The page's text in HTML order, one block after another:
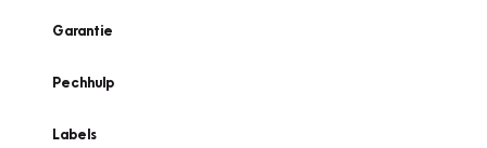
Garantie
Pechhulp
Labels